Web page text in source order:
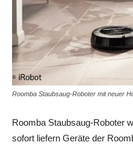
Roomba Staubsaug-Roboter mit neuer
Roomba Staubsaug-Roboter
sofort liefern Geräte der